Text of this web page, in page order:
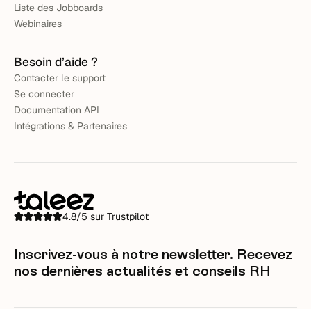
Liste des Jobboards
Webinaires
Besoin d’aide ?
Contacter le support
Se connecter
Documentation API
Intégrations & Partenaires
4.8/5 sur Trustpilot
Inscrivez-vous à notre newsletter. Recevez
nos dernières actualités et conseils RH